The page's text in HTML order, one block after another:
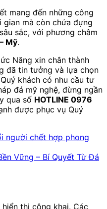
mang đến những công
mà còn chứa đựng
sắc, với phương châm
Mỹ.
Năng xin chân thành
đã tin tưởng và lựa chọn
khách có nhu cầu tư
đá mỹ nghệ, đừng ngần
qua số HOTLINE 0976
được phục vụ Quý
người chết hợp phong
Vững – Bí Quyết Từ Đá
thị công khai. Các